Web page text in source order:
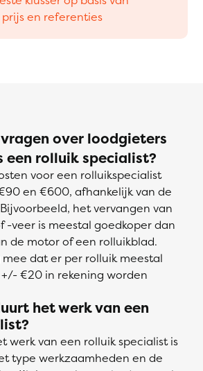
en referenties
over loodgieters
een rolluik specialist?
voor een rolluikspecialist
en €600, afhankelijk van de
het vervangen van
-veer is meestal goedkoper dan
de motor of een rolluikblad.
dat er per rolluik meestal
€20 in rekening worden
het werk van een
werk van een rolluik specialist is
type werkzaamheden en de